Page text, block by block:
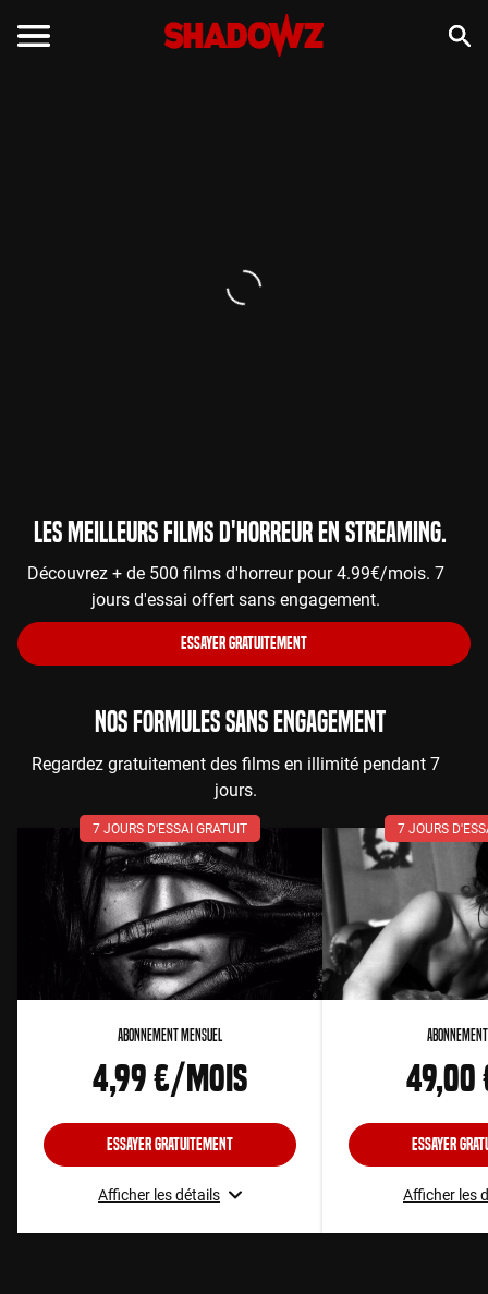
Les meilleurs films d'horreur en streaming.
Découvrez + de 500 films d'horreur pour 4.99€/mois. 7
jours d'essai offert sans engagement.
ESSAYER GRATUITEMENT
NOS FORMULES SANS ENGAGEMENT
Regardez gratuitement des films en illimité pendant 7
jours.
7 JOURS D'ESSAI GRATUIT
Abonnement Mensuel
4,99 €/mois
Essayer gratuitement
Afficher les détails
7 JOURS
Essayer
Afficher les